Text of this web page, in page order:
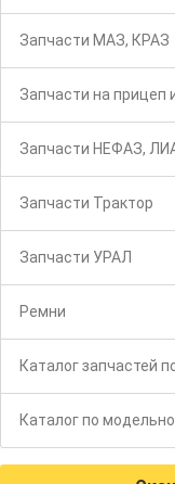
Запчасти МАЗ, КРАЗ
Запчасти на прицеп
Запчасти НЕФАЗ,
Запчасти Трактор
Запчасти УРАЛ
Ремни
Каталог запчастей
Каталог по